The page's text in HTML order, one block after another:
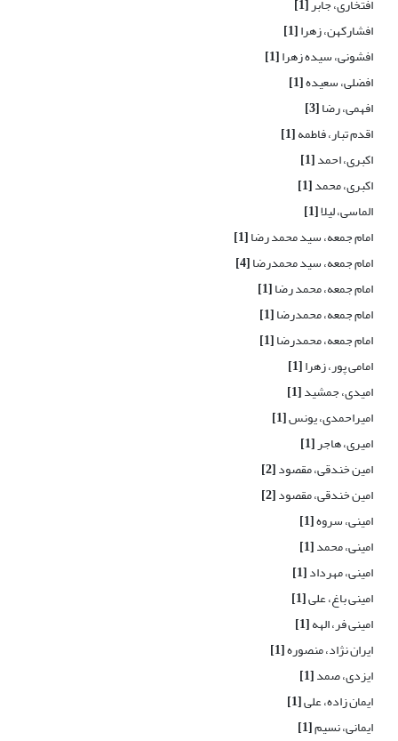
افتخاری، جابر[1]
افشارکهن، زهرا[1]
افشونی، سیده زهرا[1]
افضلی، سعیده[1]
افهمی، رضا[3]
اقدم تبار، فاطمه[1]
اکبری، احمد[1]
اکبری، محمد[1]
الماسی، لیلا[1]
امام جمعه، سید محمد رضا[1]
امام جمعه، سید محمدرضا[4]
امام جمعه، محمد رضا[1]
امام جمعه، محمدرضا[1]
امام جمعه، محمدرضا[1]
امامی پور، زهرا[1]
امیدی، جمشید[1]
امیراحمدی، یونس[1]
امیری، هاجر[1]
امین خندقی، مقصود[2]
امین خندقی، مقصود[2]
امینی، سروه[1]
امینی، محمد[1]
امینی، مهرداد[1]
امینی باغ، علی[1]
امینی فر، الهه[1]
ایران نژاد، منصوره[1]
ایزدی، صمد[1]
ایمان زاده، علی[1]
ایمانی، نسیم[1]